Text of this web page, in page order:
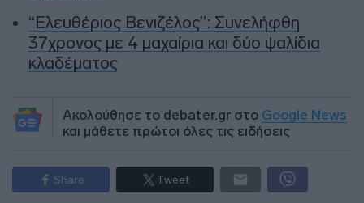
“Ελευθέριος Βενιζέλος”: Συνελήφθη
37χρονος με 4 μαχαίρια και δύο ψαλίδια
κλαδέματος
Ακολούθησε το debater.gr στο Google News
και μάθετε πρώτοι όλες τις ειδήσεις
Share Tweet